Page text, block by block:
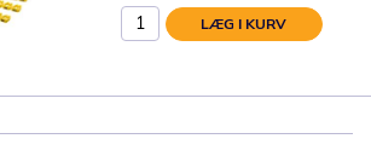
LÆG I KURV